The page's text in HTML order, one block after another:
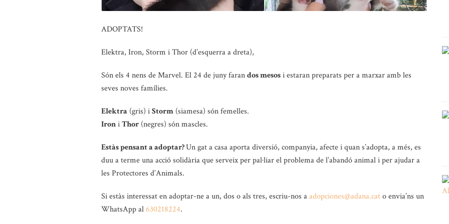
ADOPTATS!
Elektra, Iron, Storm i Thor (d’esquerra a dreta),
Són els 4 nens de Marvel. El 24 de juny farandos mesosi estaran preparats per a marxar amb les
seves noves famílies.
Elektra (gris) iStorm (siamesa) són femelles.
IroniThor (negres) són mascles.
Estàs pensant a adoptar?Un gat a casa aporta diversió, companyia, afecte i quan s’adopta, a més, es
duu a terme una acció solidària que serveix per pal·liar el problema de l’abandó animal i per ajudar a
les Protectores d’Animals.
Si estàs interessat en adoptar-ne a un, dos o als tres, escriu-nos aadopciones@adana.cato envia’ns un
WhatsApp al630218224.